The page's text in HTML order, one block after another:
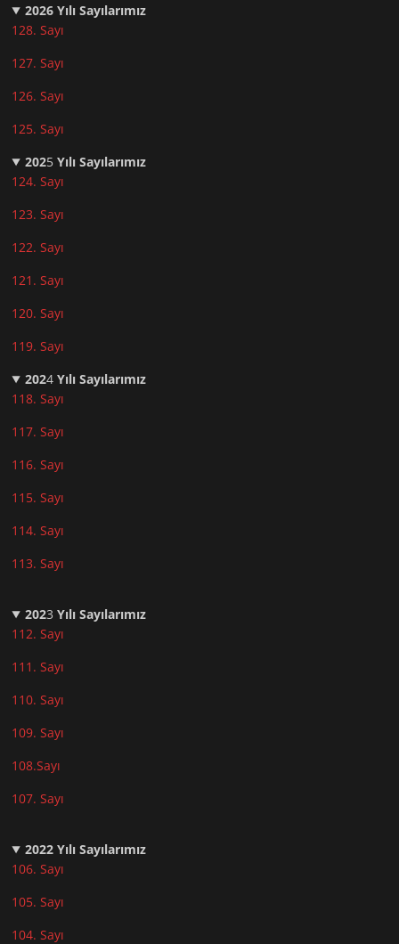
2026 Yılı Sayılarımız
128. Sayı
127. Sayı
126. Sayı
125. Sayı
2025Yılı Sayılarımız
124. Sayı
123. Sayı
122. Sayı
121. Sayı
120. Sayı
119. Sayı
2024Yılı Sayılarımız
118. Sayı
117. Sayı
116. Sayı
115. Sayı
114. Sayı
113. Sayı
2023Yılı Sayılarımız
112. Sayı
111. Sayı
110. Sayı
109. Sayı
108.Sayı
107. Sayı
2022 Yılı Sayılarımız
106. Sayı
105. Sayı
104. Sayı